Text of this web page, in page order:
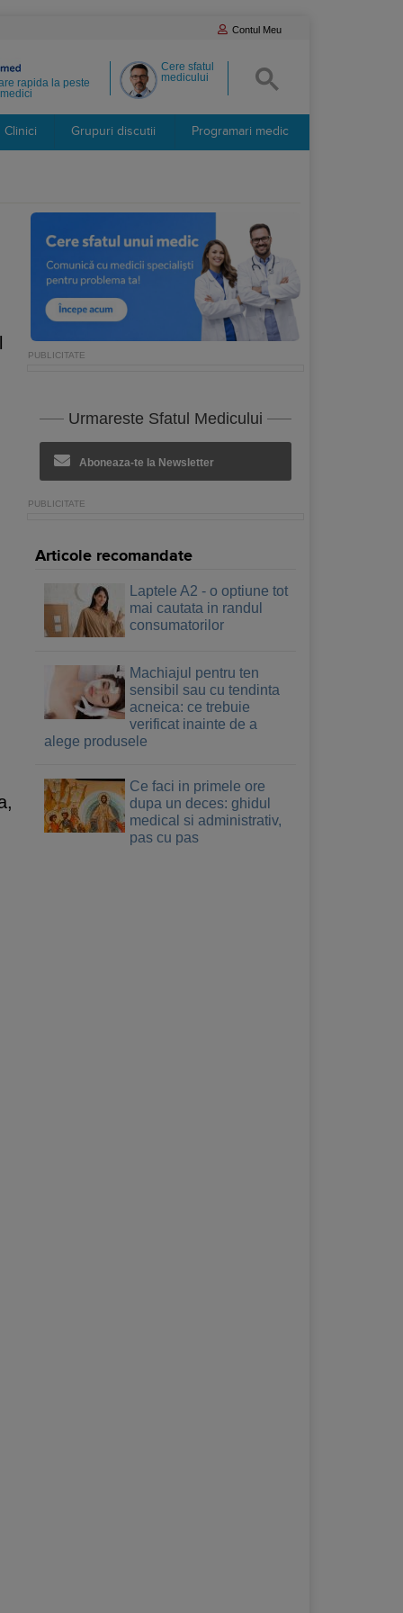
Contul Meu
Cere sfatul
medicului
rapida la peste
Clinici Grupuri discutii Programari medic
Urmareste Sfatul Medicului
Aboneaza-te la Newsletter
Articole recomandate
Laptele A2 - o optiune tot
mai cautata in randul
consumatorilor
Machiajul pentru ten
sensibil sau cu tendinta
acneica: ce trebuie
verificat inainte de a
alege produsele
Ce faci in primele ore
dupa un deces: ghidul
medical si administrativ,
pas cu pas